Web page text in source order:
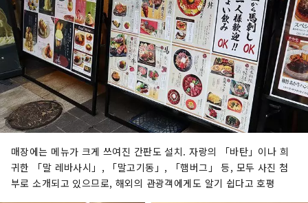
매장에는 메뉴가 크게 쓰여진 간판도 설치. 자랑의 「바탄」이나 희
귀한 「말 레바사시」, 「말고기동」, 「햄버그」 등, 모두 사진 첨
부로 소개되고 있으므로, 해외의 관광객에게도 알기 쉽다고 호평